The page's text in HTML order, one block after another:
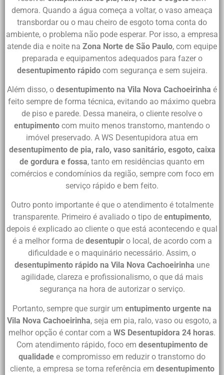
demora. Quando a água começa a voltar, o vaso ameaça
transbordar ou o mau cheiro de esgoto toma conta do
ambiente, o problema não pode esperar. Por isso, a empresa
atende dia e noite na Zona Norte de São Paulo, com equipe
preparada e equipamentos adequados para fazer o
desentupimento rápidocom segurança e sem sujeira.
Além disso, o desentupimento na Vila Nova Cachoeirinha é
feito sempre de forma técnica, evitando ao máximo quebra
de piso e parede. Dessa maneira, o cliente resolve o
entupimento com muito menos transtorno, mantendo o
imóvel preservado. A WS Desentupidora atua em
desentupimento de pia, ralo, vaso sanitário, esgoto, caixa
de gordura e fossa, tanto em residências quanto em
comércios e condomínios da região, sempre com foco em
serviço rápido e bem feito.
Outro ponto importante é que o atendimento é totalmente
transparente. Primeiro é avaliado o tipo de entupimento,
depois é explicado ao cliente o que está acontecendo e qual
é a melhor forma de desentupiro local, de acordo com a
dificuldade e o maquinário necessário. Assim, o
desentupimento rápido na Vila Nova Cachoeirinha une
agilidade, clareza e profissionalismo, o que dá mais
segurança na hora de autorizar o serviço.
Portanto, sempre que surgir um entupimento urgente na
Vila Nova Cachoeirinha, seja em pia, ralo, vaso ou esgoto, a
melhor opção é contar com a WS Desentupidora 24 horas.
Com atendimento rápido, foco em desentupimento de
qualidade e compromisso em reduzir o transtorno do
cliente, a empresa se torna referência em desentupimento